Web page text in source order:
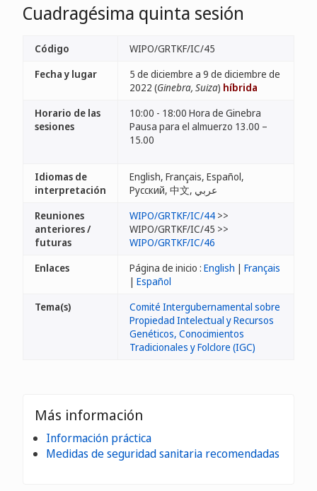
Cuadragésima quinta sesión
Código
WIPO/GRTKF/IC/45
Fecha y lugar
5 de diciembre a 9 de diciembre de
2022 (Ginebra, Suiza) híbrida
Horario de las
sesiones
10:00 - 18:00 Hora de Ginebra
Pausa para el almuerzo 13.00 –
15.00
Idiomas de
interpretación
English, Français, Español,
Русский, 中文, عربي
Reuniones
anteriores /
futuras
WIPO/GRTKF/IC/44 >>
WIPO/GRTKF/IC/45 >>
WIPO/GRTKF/IC/46
Enlaces
Página de inicio : English | Français
| Español
Tema(s)
Comité Intergubernamental sobre
Propiedad Intelectual y Recursos
Genéticos, Conocimientos
Tradicionales y Folclore (IGC)
Más información
Información práctica
Medidas de seguridad sanitaria recomendadas